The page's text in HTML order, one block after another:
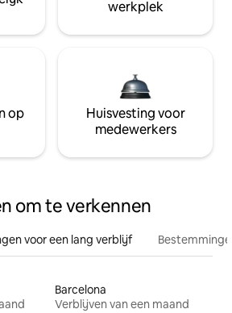
werkplek
op
Huisvesting voor
medewerkers
om te verkennen
voor een lang verblijf
Barcelona
Verblijven van een maand